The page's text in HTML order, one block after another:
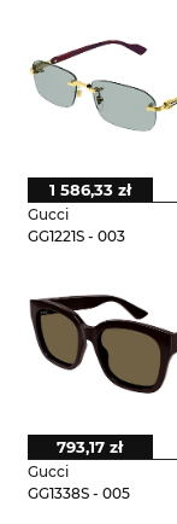
Gucci
GG1221S - 003
1 586,33 zł
Gucci
GG1338S - 005
793,17 zł